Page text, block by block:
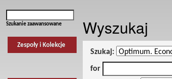
Szukanie zaawansowane
Zespoły i Kolekcje
Wyszukaj
Szukaj:
for